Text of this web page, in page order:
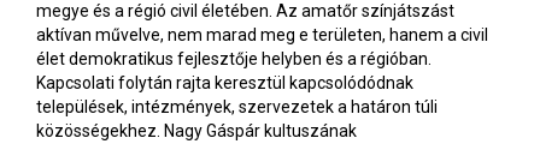
megye és a régió civil életében. Az amatőr színjátszást
aktívan művelve, nem marad meg e területen, hanem a civil
élet demokratikus fejlesztője helyben és a régióban.
Kapcsolati folytán rajta keresztül kapcsolódódnak
települések, intézmények, szervezetek a határon túli
közösségekhez. Nagy Gáspár kultuszának